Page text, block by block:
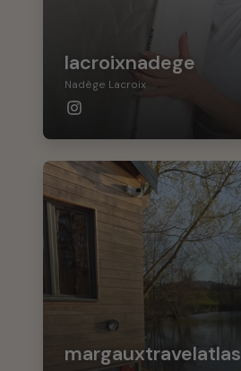
lacroixnadege
Nadège Lacroix
margauxtravelatlas